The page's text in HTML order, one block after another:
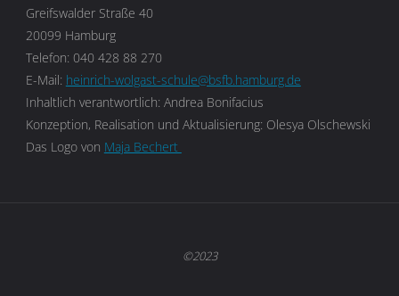
Greifswalder Straße 40
20099 Hamburg
Telefon: 040 428 88 270
E-Mail: heinrich-wolgast-schule@bsfb.hamburg.de
Inhaltlich verantwortlich: Andrea Bonifacius
Konzeption, Realisation und Aktualisierung: Olesya Olschewski
Das Logo von Maja Bechert
©2023